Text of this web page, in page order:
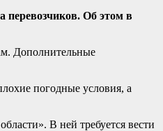
перевозчиков. Об этом в
Дополнительные
погодные условия, а
В ней требуется вести